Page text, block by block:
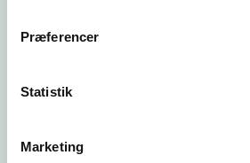
Præferencer
Statistik
Marketing
Virksomhedstype